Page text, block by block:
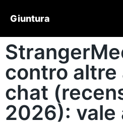
Giuntura
contro altre
chat
2026): vale